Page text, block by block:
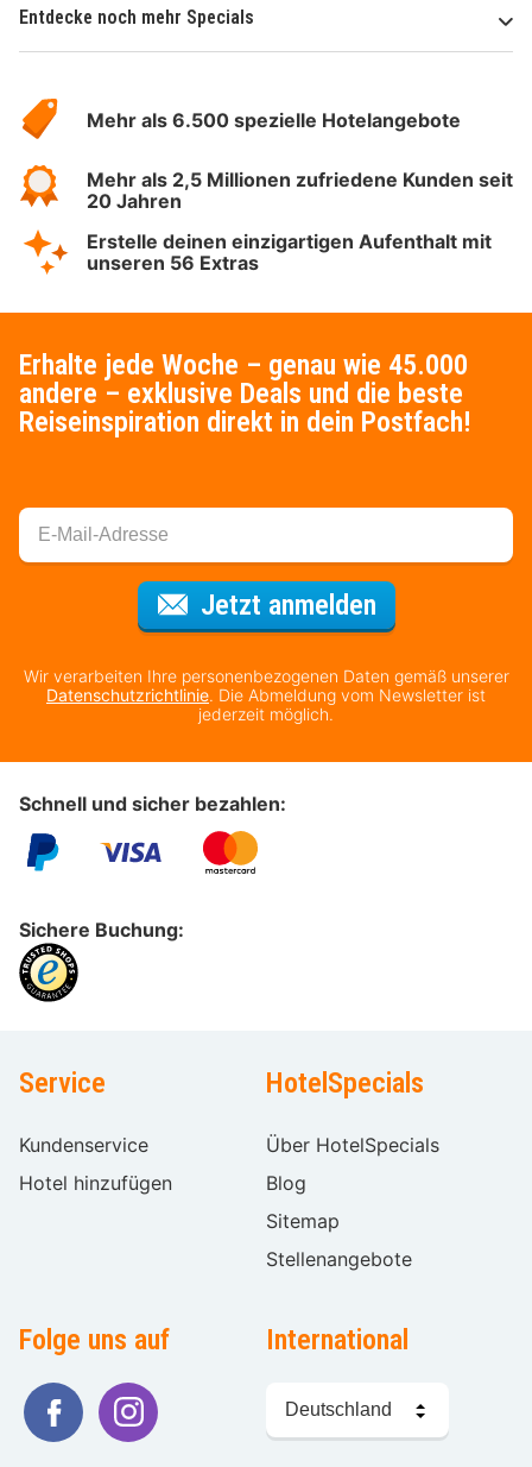
Entdecke noch mehr Specials
Hotelspecials
Mehr als 6.500 spezielle Hotelangebote
Mehr als 2,5 Millionen zufriedene Kunden seit
20 Jahren
Erstelle deinen einzigartigen Aufenthalt mit
unseren 56 Extras
Erhalte jede Woche – genau wie 45.000
andere – exklusive Deals und die beste
Reiseinspiration direkt in dein Postfach!
Jetzt anmeldenFür den
Wir verarbeiten Ihre personenbezogenen Daten gemäß unserer
Datenschutzrichtlinie. Die Abmeldung vom Newsletter ist
jederzeit möglich.
Schnell und sicher bezahlen:
Sichere Buchung:
Service
Kundenservice
Hotel hinzufügen
HotelSpecials
Über HotelSpecials
Blog
Sitemap
Stellenangebote
Folge uns auf International
wählen